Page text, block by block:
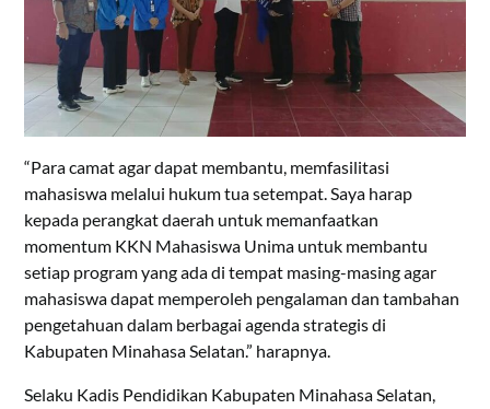
“Para camat agar dapat membantu, memfasilitasi
mahasiswa melalui hukum tua setempat. Saya harap
kepada perangkat daerah untuk memanfaatkan
momentum KKN Mahasiswa Unima untuk membantu
setiap program yang ada di tempat masing-masing agar
mahasiswa dapat memperoleh pengalaman dan tambahan
pengetahuan dalam berbagai agenda strategis di
Kabupaten Minahasa Selatan.” harapnya.
Selaku Kadis Pendidikan Kabupaten Minahasa Selatan,